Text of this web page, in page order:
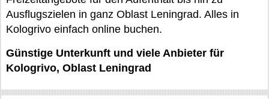
Ausflugszielen in ganz Oblast Leningrad. Alles in
Kologrivo einfach online buchen.
Günstige Unterkunft und viele Anbieter für
Kologrivo, Oblast Leningrad